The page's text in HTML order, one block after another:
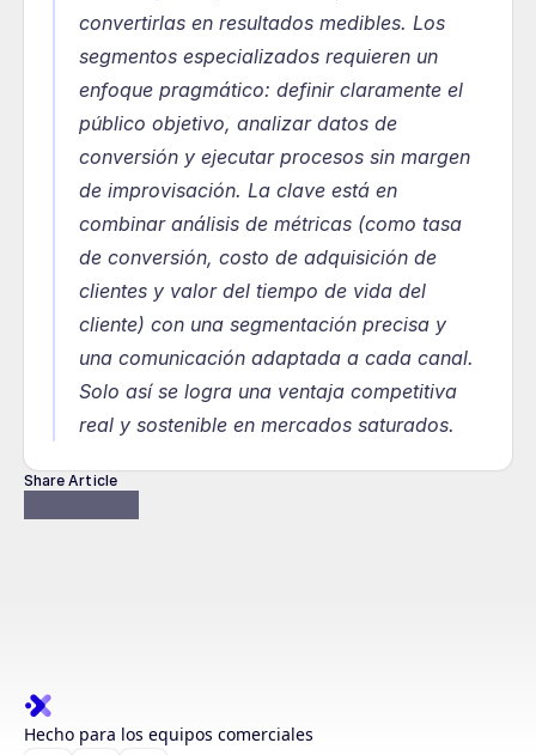
convertirlas en resultados medibles. Los
segmentos especializados requieren un
enfoque pragmático: definir claramente el
público objetivo, analizar datos de
conversión y ejecutar procesos sin margen
de improvisación. La clave está en
combinar análisis de métricas (como tasa
de conversión, costo de adquisición de
clientes y valor del tiempo de vida del
cliente) con una segmentación precisa y
una comunicación adaptada a cada canal.
Solo así se logra una ventaja competitiva
real y sostenible en mercados saturados.
Share Article
Hecho para los equipos comerciales